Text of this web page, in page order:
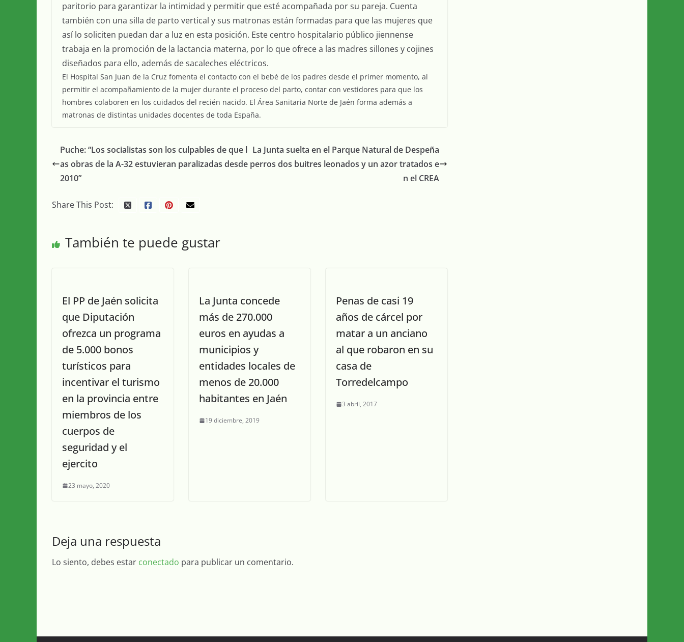
paritorio para garantizar la intimidad y permitir que esté acompañada por su pareja. Cuenta
también con una silla de parto vertical y sus matronas están formadas para que las mujeres que
así lo soliciten puedan dar a luz en esta posición. Este centro hospitalario público jiennense
trabaja en la promoción de la lactancia materna, por lo que ofrece a las madres sillones y cojines
diseñados para ello, además de sacaleches eléctricos.
El Hospital San Juan de la Cruz fomenta el contacto con el bebé de los padres desde el primer momento, al
permitir el acompañamiento de la mujer durante el proceso del parto, contar con vestidores para que los
hombres colaboren en los cuidados del recién nacido. El Área Sanitaria Norte de Jaén forma además a
matronas de distintas unidades docentes de toda España.
Puche: “Los socialistas son los culpables de que l
as obras de la A-32 estuvieran paralizadas desde
2010”
La Junta suelta en el Parque Natural de Despeña
perros dos buitres leonados y un azor tratados e
n el CREA
Share This Post:
También te puede gustar
El PP de Jaén solicita
que Diputación
ofrezca un programa
de 5.000 bonos
turísticos para
incentivar el turismo
en la provincia entre
miembros de los
cuerpos de
seguridad y el
ejercito
23 mayo, 2020
La Junta concede
más de 270.000
euros en ayudas a
municipios y
entidades locales de
menos de 20.000
habitantes en Jaén
19 diciembre, 2019
Penas de casi 19
años de cárcel por
matar a un anciano
al que robaron en su
casa de
Torredelcampo
3 abril, 2017
Deja una respuesta
Lo siento, debes estar conectado para publicar un comentario.